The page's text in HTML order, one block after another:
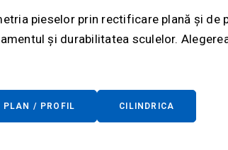
pieselor prin rectificare plană și de
și durabilitatea sculelor.
PLAN / PROFIL CILINDRICA